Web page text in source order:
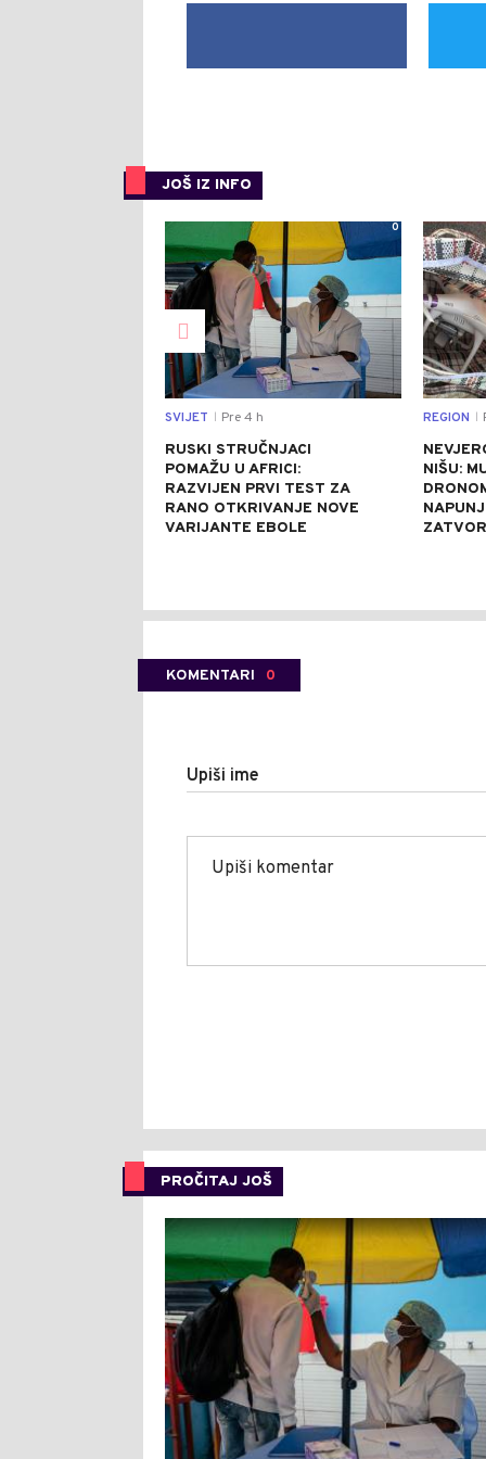
JOŠ IZ INFO
0
SVIJET Pre 4 h
RUSKI STRUČNJACI
POMAŽU U AFRICI:
RAZVIJEN PRVI TEST ZA
RANO OTKRIVANJE NOVE
VARIJANTE EBOLE
REGION
NIŠU:
ZATVOR
KOMENTARI 0
Upiši ime
PROČITAJ JOŠ